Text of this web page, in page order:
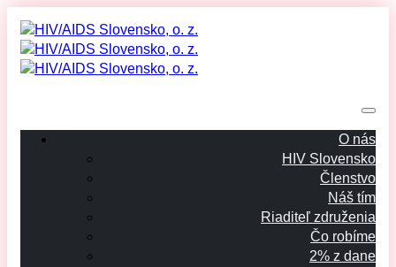
O nás
HIV Slovensko
Členstvo
Náš tím
Riaditeľ združenia
Čo robíme
2% z dane